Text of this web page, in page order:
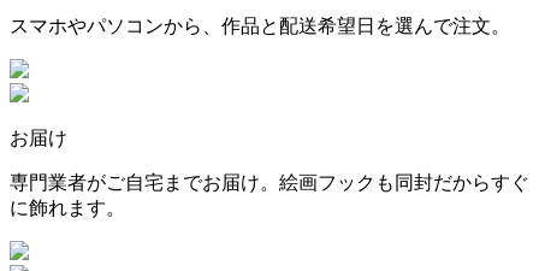
スマホやパソコンから、作品と配送希望日を選んで注文。
お届け
専門業者がご自宅までお届け。絵画フックも同封だからすぐ
に飾れます。